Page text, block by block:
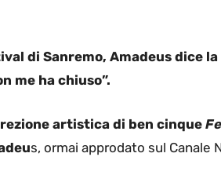
di Sanremo, Amadeus dice
me ha chiuso”.
artistica di ben cinque
s, ormai approdato sul Canale